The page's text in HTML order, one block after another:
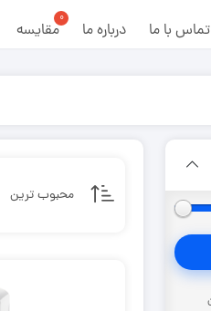
تماس با ما درباره ما مقایسه
محبوب ترین